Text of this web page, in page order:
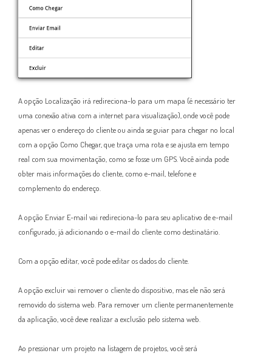
A opção Localização irá redireciona-lo para um mapa (é necessário ter
uma conexão ativa com a internet para visualização), onde você pode
apenas ver o endereço do cliente ou ainda se guiar para chegar no local
com a opção Como Chegar, que traça uma rota e se ajusta em tempo
real com sua movimentação, como se fosse um GPS. Você ainda pode
obter mais informações do cliente, como e-mail, telefone e
complemento do endereço.
A opção Enviar E-mail vai redireciona-lo para seu aplicativo de e-mail
configurado, já adicionando o e-mail do cliente como destinatário.
Com a opção editar, você pode editar os dados do cliente.
A opção excluir vai remover o cliente do dispositivo, mas ele não será
removido do sistema web. Para remover um cliente permanentemente
da aplicação, você deve realizar a exclusão pelo sistema web.
Ao pressionar um projeto na listagem de projetos, você será